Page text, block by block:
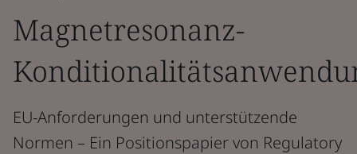
Magnetresonanz-
EU-Anforderungen und unterstützende
Normen – Ein Positionspapier von Regulatory